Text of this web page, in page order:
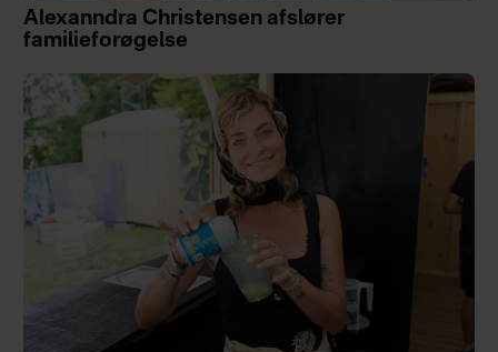
Alexanndra Christensen afslører
familieforøgelse